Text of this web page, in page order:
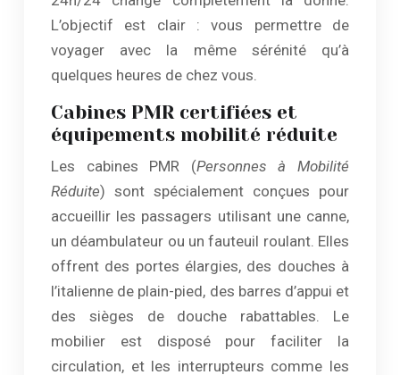
L’objectif est clair : vous permettre de
voyager avec la même sérénité qu’à
quelques heures de chez vous.
Cabines PMR certifiées et
équipements mobilité réduite
Les cabines PMR (Personnes à Mobilité
Réduite) sont spécialement conçues pour
accueillir les passagers utilisant une canne,
un déambulateur ou un fauteuil roulant. Elles
offrent des portes élargies, des douches à
l’italienne de plain-pied, des barres d’appui et
des sièges de douche rabattables. Le
mobilier est disposé pour faciliter la
circulation, et les interrupteurs comme les